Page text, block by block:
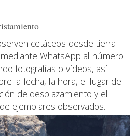
cetáceos desde tierra
WhatsApp al número
fotografías o vídeos, así
la fecha, la hora, el lugar del
de desplazamiento y el
ejemplares observados.